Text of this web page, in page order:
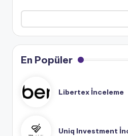
En Popüler
Libertex İnceleme
Uniq Investment